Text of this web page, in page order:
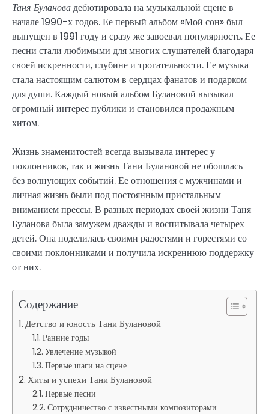
Таня Булановадебютировала на музыкальной сцене в
начале 1990-х годов. Ее первый альбом «Мой сон» был
выпущен в 1991 году и сразу же завоевал популярность. Ее
песни стали любимыми для многих слушателей благодаря
своей искренности, глубине и трогательности. Ее музыка
стала настоящим салютом в сердцах фанатов и подарком
для души. Каждый новый альбом Булановой вызывал
огромный интерес публики и становился продажным
хитом.
Жизнь знаменитостей всегда вызывала интерес у
поклонников, так и жизнь Тани Булановой не обошлась
без волнующих событий. Ее отношения с мужчинами и
личная жизнь были под постоянным пристальным
вниманием прессы. В разных периодах своей жизни Таня
Буланова была замужем дважды и воспитывала четырех
детей. Она поделилась своими радостями и горестями со
своими поклонниками и получила искреннюю поддержку
от них.
Содержание
Детство и юность Тани Булановой
Ранние годы
Увлечение музыкой
Первые шаги на сцене
Хиты и успехи Тани Булановой
Первые песни
Сотрудничество с известными композиторами